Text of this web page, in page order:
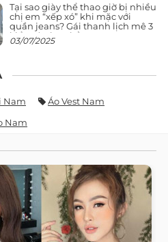
Tại sao giày thể thao giờ bị nhiều
chị em “xếp xó” khi mặc với
quần jeans? Gái thanh lịch mê 3
kiểu này hơn hẳn
03/07/2025
Nam
Áo Vest Nam
Nam